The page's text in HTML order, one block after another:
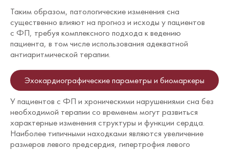
Таким образом, патологические изменения сна
существенно влияют на прогноз и исходы у пациентов
с ФП, требуя комплексного подхода к ведению
пациента, в том числе использования адекватной
антиаритмической терапии.
Эхокардиографические параметры и биомаркеры
У пациентов с ФП и хроническими нарушениями сна без
необходимой терапии со временем могут развиться
характерные изменения структуры и функции сердца.
Наиболее типичными находками являются увеличение
размеров левого предсердия, гипертрофия левого